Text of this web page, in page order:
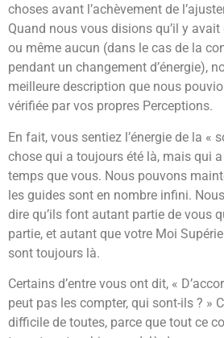
choses avant l’achèvement de
Quand nous vous disions qu’il y
ou même aucun (dans le cas de la
pendant un changement d’énergie),
meilleure description que nous
vérifiée par vos propres Perceptions.
En fait, vous sentiez l’énergie de la «
chose qui a toujours été là, mais qui
temps que vous. Nous pouvons
les guides sont en nombre infini.
dire qu’ils font autant partie de vous
partie, et autant que votre Moi
sont toujours là.
Certains d’entre vous ont dit, «
peut pas les compter, qui sont-ils ? »
difficile de toutes, parce que tout ce